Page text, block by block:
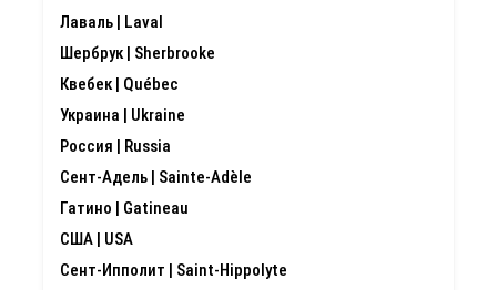
Лаваль | Laval
Шербрук | Sherbrooke
Квебек | Québec
Украина | Ukraine
Россия | Russia
Сент-Адель | Sainte-Adèle
Гатино | Gatineau
США | USA
Сент-Ипполит | Saint-Hippolyte